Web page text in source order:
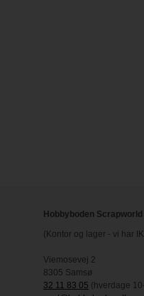
Hobbyboden Scrapworld
(Kontor og lager - vi har
Viemosevej 2
8305 Samsø
32 11 83 05 (hverdage